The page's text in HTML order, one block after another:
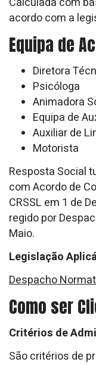
acordo com a
Equipa de
Diretora
Psicóloga
Animadora
Equipa de
Auxiliar de
Motorista
Resposta Social
com Acordo de
CRSSL em 1 de
regido por
Maio.
Legislação
Despacho
Como ser
Critérios de
São critérios de